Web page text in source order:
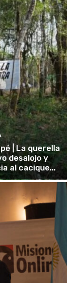
| La querella
desalojo y
al cacique...